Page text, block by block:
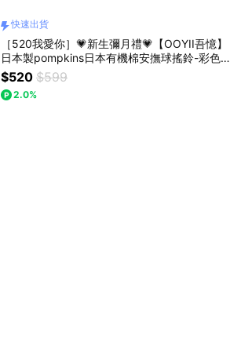
快速出貨
［520我愛你］💗新生彌月禮💗【OOYII吾憶】
日本製pompkins日本有機棉安撫球搖鈴-彩色原
棉｜新生禮、彌月禮、懷孕禮｜【快速出貨】
$520 $599
2.0%